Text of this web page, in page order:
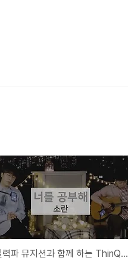
실력파 뮤지션과 함께 하는 ThinQ LiVE